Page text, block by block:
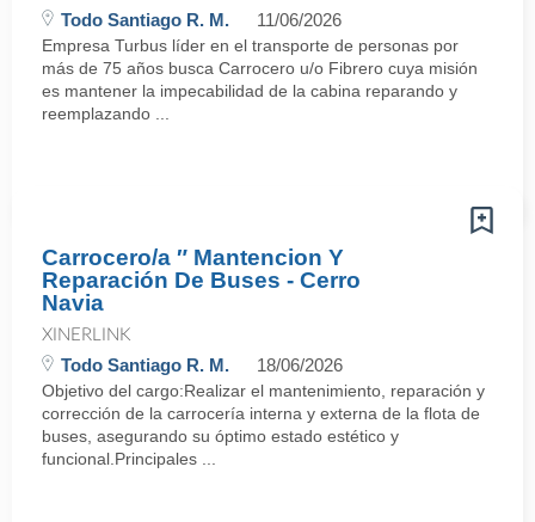
Todo Santiago R. M. 11/06/2026
Empresa Turbus líder en el transporte de personas por
más de 75 años busca Carrocero u/o Fibrero cuya misión
es mantener la impecabilidad de la cabina reparando y
reemplazando ...
Carrocero/a ″ Mantencion Y
Reparación De Buses - Cerro
Navia
XINERLINK
Todo Santiago R. M. 18/06/2026
Objetivo del cargo:Realizar el mantenimiento, reparación y
corrección de la carrocería interna y externa de la flota de
buses, asegurando su óptimo estado estético y
funcional.Principales ...